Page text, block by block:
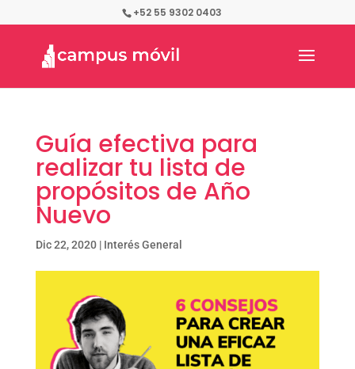
+52 55 9302 0403
Guía efectiva para
realizar tu lista de
propósitos de Año
Nuevo
Dic 22, 2020| Interés General